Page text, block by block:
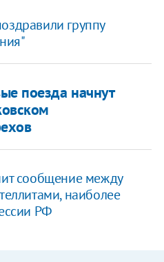
группу
поезда начнут
сообщение между
наиболее
РФ